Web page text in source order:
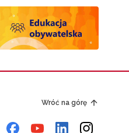
Wróć na górę